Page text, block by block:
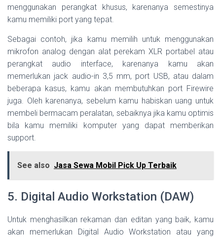
menggunakan perangkat khusus, karenanya semestinya
kamu memiliki port yang tepat.
Sebagai contoh, jika kamu memilih untuk menggunakan
mikrofon analog dengan alat perekam XLR portabel atau
perangkat audio interface, karenanya kamu akan
memerlukan jack audio-in 3,5 mm, port USB, atau dalam
beberapa kasus, kamu akan membutuhkan port Firewire
juga. Oleh karenanya, sebelum kamu habiskan uang untuk
membeli bermacam peralatan, sebaiknya jika kamu optimis
bila kamu memiliki komputer yang dapat memberikan
support.
See also Jasa Sewa Mobil Pick Up Terbaik
5. Digital Audio Workstation (DAW)
Untuk menghasilkan rekaman dan editan yang baik, kamu
akan memerlukan Digital Audio Workstation atau yang